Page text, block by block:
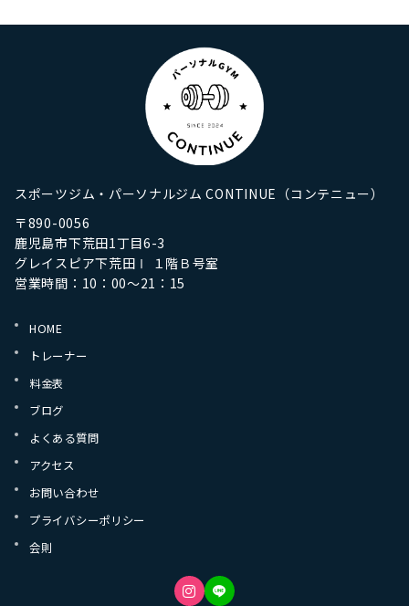
スポーツジム・パーソナルジム CONTINUE（コンテニュー）
〒890-0056
鹿児島市下荒田1丁目6-3
グレイスピア下荒田Ⅰ １階Ｂ号室
営業時間：10：00～21：15
HOME
トレーナー
料金表
ブログ
よくある質問
アクセス
お問い合わせ
プライバシーポリシー
会則